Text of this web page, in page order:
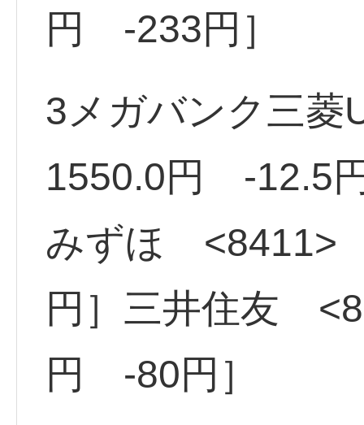
円 -233円］
3メガバンク三
1550.0円 -12.5
みずほ <8411>
円］三井住友
円 -80円］